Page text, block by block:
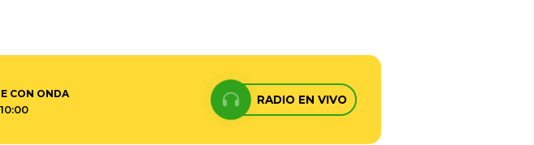
CON ONDA
RADIO EN VIVO